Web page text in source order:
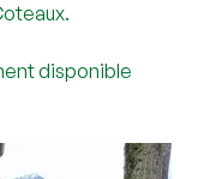
disponible